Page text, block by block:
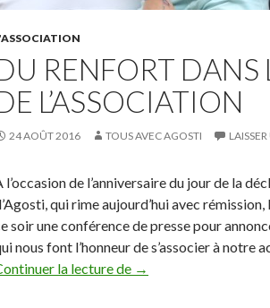
RENFORT DANS
L’ASSOCIATION
24 AOÛT 2016 TOUS AVEC AGOSTI
l’occasion de l’anniversaire du jour de la
qui rime aujourd’hui avec
soir une conférence de presse pour
nous font l’honneur de s’associer à notre
la lecture de Du renfort dans les
→